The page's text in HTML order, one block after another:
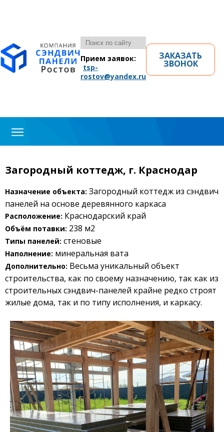
Прием заявок:
tsp-
rostov@yandex.ru
ЗАКАЗАТЬ
ЗВОНОК
Загородный коттедж, г. Краснодар
Назначение объекта: Загородный коттедж из сэндвич
панелей на основе деревянного каркаса
Расположение: Краснодарский край
Объём потавки: 238 м2
Типы панелей: стеновые
Наполнение: минеральная вата
Дополнительно: Весьма уникальный объект
строительства, как по своему назначению, так как из
строительных сэндвич-панелей крайне редко строят
жилые дома, так и по типу исполнения, и каркасу.